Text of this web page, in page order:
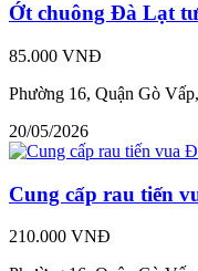
Ớt chuông Đà Lạt
85.000 VNĐ
Phường 16, Quận Gò
20/05/2026
Cung cấp rau tiến
210.000 VNĐ